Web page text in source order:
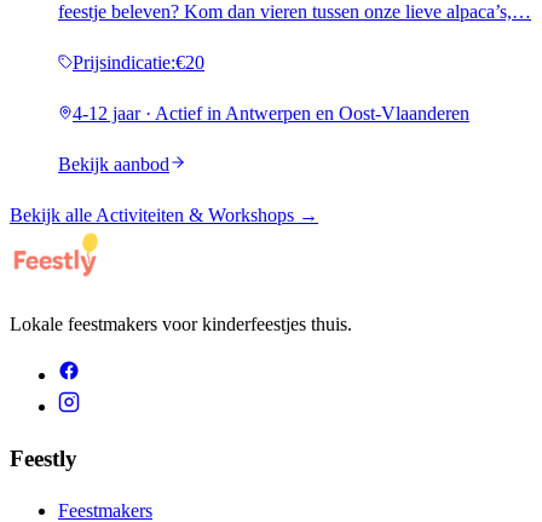
feestje beleven? Kom dan vieren tussen onze lieve alpaca’s,…
Prijsindicatie:€20
4-12 jaar · Actief in Antwerpen en Oost-Vlaanderen
Bekijk aanbod
Bekijk alleActiviteiten & Workshops →
Lokale feestmakers voor kinderfeestjes thuis.
Feestly
Feestmakers